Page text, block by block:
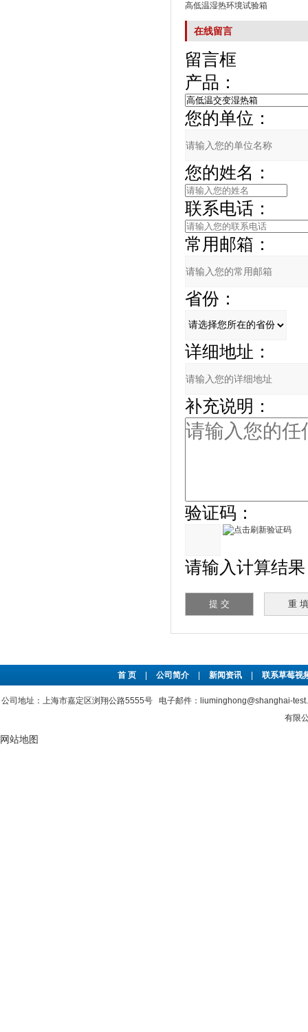
高低温湿热环境试验箱
在线留言
留言框
产品：
您的单位：
您的姓名：
联系电话：
常用邮箱：
省份：
详细地址：
补充说明：
验证码：
请输入计算结果
首 页 公司简介 新闻资讯 联系草莓视
公司地址：上海市嘉定区浏翔公路5555号 电子邮件：liuminghong@shanghai-
有限公
网站地图